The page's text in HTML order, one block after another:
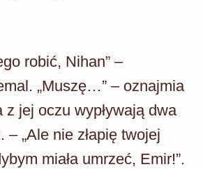
robić, Nihan” –
„Muszę…” – oznajmia
z jej oczu wypływają dwa
– „Ale nie złapię twojej
miała umrzeć, Emir!”.